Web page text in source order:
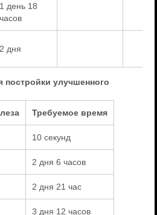
1 день 18
часов
2 дня
улучшенного
Требуемое время
10 секунд
2 дня 6 часов
2 дня 21 час
3 дня 12 часов